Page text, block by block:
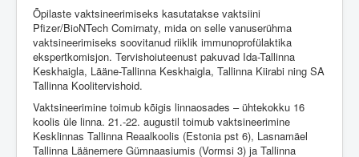
Õpilaste vaktsineerimiseks kasutatakse vaktsiini
Pfizer/BioNTech Comirnaty, mida on selle vanuserühma
vaktsineerimiseks soovitanud riiklik immunoprofülaktika
ekspertkomisjon. Tervishoiuteenust pakuvad Ida-Tallinna
Keskhaigla, Lääne-Tallinna Keskhaigla, Tallinna Kiirabi ning SA
Tallinna Koolitervishoid.
Vaktsineerimine toimub kõigis linnaosades – ühtekokku 16
koolis üle linna. 21.-22. augustil toimub vaktsineerimine
Kesklinnas Tallinna Reaalkoolis (Estonia pst 6), Lasnamäel
Tallinna Läänemere Gümnaasiumis (Vormsi 3) ja Tallinna